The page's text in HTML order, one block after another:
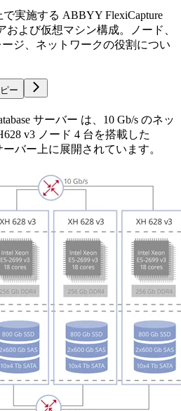
で実施する ABBYY FlexiCapture
よび仮想マシン構成。ノード、
ジ、ネットワークの役割につい
ー
サーバー は、10 Gb/s のネッ
v3 ノード 4 台を搭載した
ーバー上に展開されています。